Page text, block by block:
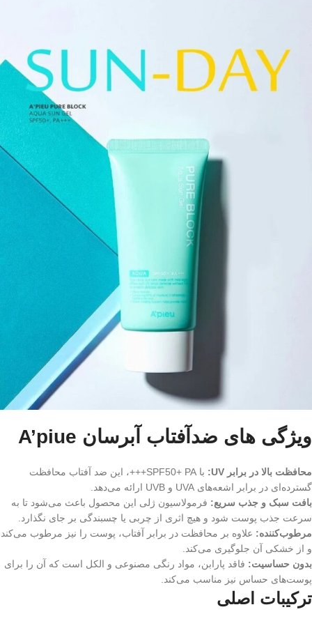
ویژگی های ضدآفتاب آبرسان A’piue
محافظت بالا در برابر UV:
با SPF50+ PA+++، این ضد آفتاب محافظت
گسترده‌ای در برابر اشعه‌های UVA و UVB ارائه می‌دهد.
بافت سبک و جذب سریع: فرمولاسیون ژلی این محصول باعث می‌شود تا به
سرعت جذب پوست شود و هیچ اثری از چربی یا چسبندگی بر جای نگذارد.
مرطوب‌کننده: علاوه بر محافظت در برابر آفتاب، پوست را نیز مرطوب می‌کند
و از خشکی آن جلوگیری می‌کند.
بدون حساسیت: فاقد پارابن، مواد رنگی مصنوعی و الکل است که آن را برای
پوست‌های حساس نیز مناسب می‌کند.
ترکیبات اصلی